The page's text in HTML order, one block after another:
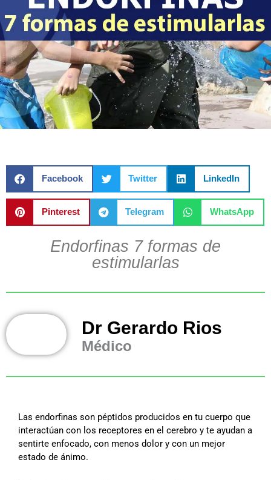
Facebook Twitter LinkedIn
Pinterest Telegram WhatsApp
Endorfinas 7 formas de
estimularlas
Dr Gerardo Rios
Médico
Las endorfinas son péptidos producidos en tu cuerpo que
interactúan con los receptores en el cerebro y te ayudan a
sentirte enfocado, con menos dolor y con un mejor
estado de ánimo.